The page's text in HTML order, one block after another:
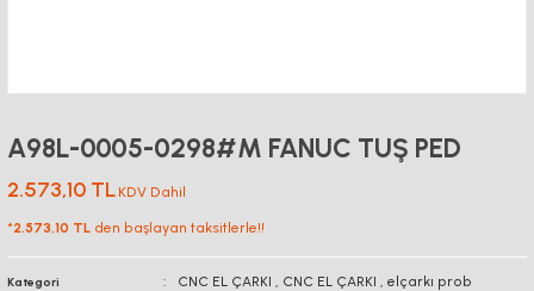
A98L-0005-0298#M FANUC TUŞ PED
2.573,10 TL KDV Dahil
*2.573,10 TL den başlayan taksitlerle!!
Kategori CNC EL ÇARKI , CNC EL ÇARKI , elçarkı prob